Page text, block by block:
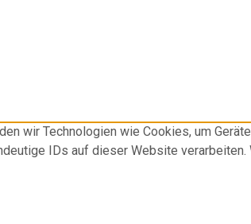
wir Technologien wie Cookies, um
IDs auf dieser Website